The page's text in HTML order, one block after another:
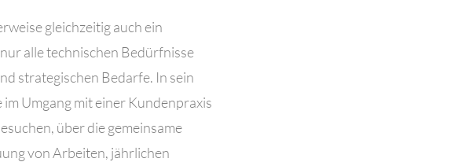
gleichzeitig auch ein
alle technischen Bedürfnisse
strategischen Bedarfe. In sein
Umgang mit einer Kundenpraxis
über die gemeinsame
von Arbeiten, jährlichen